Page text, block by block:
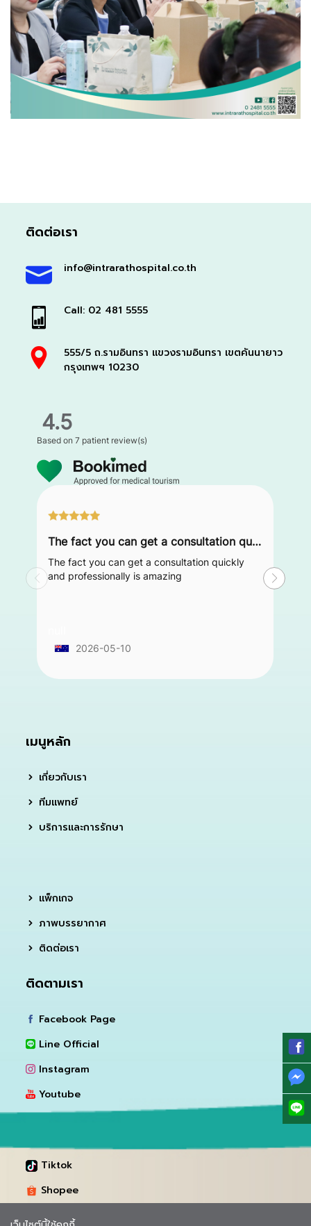
ติดต่อเรา
info@intrarathospital.co.th
Call: 02 481 5555
555/5 ถ.รามอินทรา แขวงรามอินทรา เขตคันนายาว
กรุงเทพฯ 10230
4.5
Based on7 patient review(s)
The fact you can get a consultation quickly and professionally is amazing
The fact you can get a consultation quickly
and professionally is amazing
2026-05-10
เมนูหลัก
เกี่ยวกับเรา
ทีมแพทย์
บริการและการรักษา
แพ็กเกจ
ภาพบรรยากาศ
ติดต่อเรา
ติดตามเรา
Facebook Page
Line Official
Instagram
Youtube
Tiktok
Shopee
Lazada